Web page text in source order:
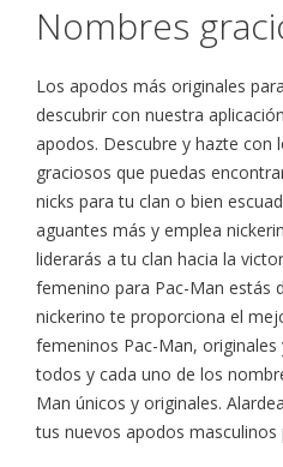
Nombres
Los apodos más originales
descubrir con nuestra
apodos. Descubre y hazte con
graciosos que puedas
nicks para tu clan o bien
aguantes más y emplea
liderarás a tu clan hacia la
femenino para Pac-Man estás
nickerino te proporciona el
femeninos Pac-Man, originales
todos y cada uno de los
Man únicos y originales.
tus nuevos apodos masculinos